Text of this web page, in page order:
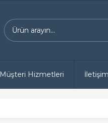
Müşteri Hizmetleri İletişim